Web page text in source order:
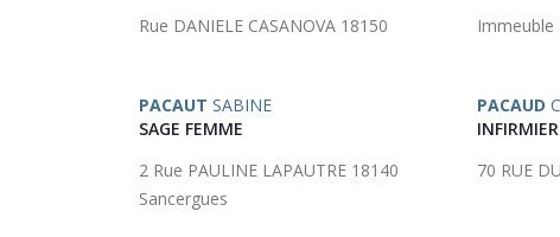
Rue DANIELE CASANOVA 18150
Immeuble
PACAUT SABINE
SAGE FEMME
2 Rue PAULINE LAPAUTRE 18140
Sancergues
PACAUD
INFIRMIER
70 RUE